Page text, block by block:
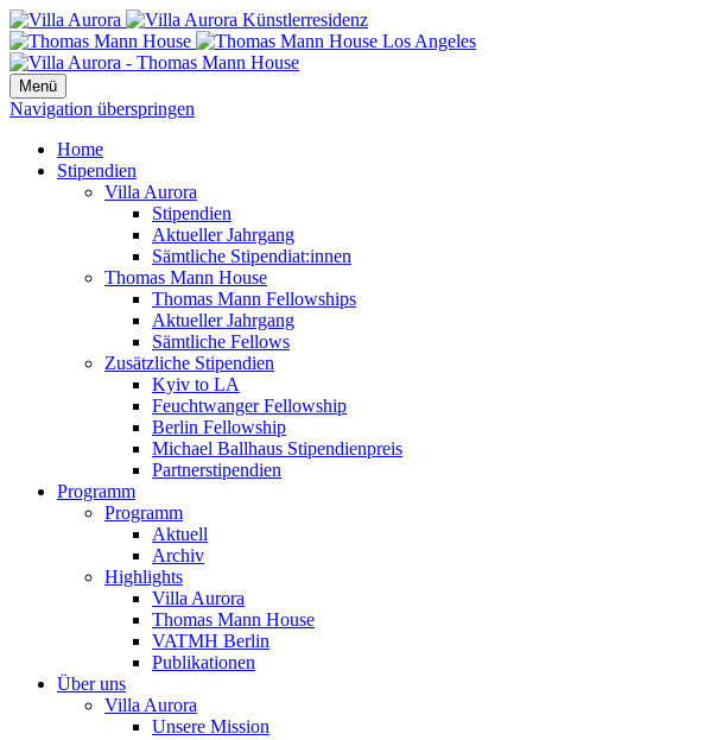
Menü
Navigation überspringen
Home
Stipendien
Villa Aurora
Stipendien
Aktueller Jahrgang
Sämtliche Stipendiat:innen
Thomas Mann House
Thomas Mann Fellowships
Aktueller Jahrgang
Sämtliche Fellows
Zusätzliche Stipendien
Kyiv to LA
Feuchtwanger Fellowship
Berlin Fellowship
Michael Ballhaus Stipendienpreis
Partnerstipendien
Programm
Programm
Aktuell
Archiv
Highlights
Villa Aurora
Thomas Mann House
VATMH Berlin
Publikationen
Über uns
Villa Aurora
Unsere Mission